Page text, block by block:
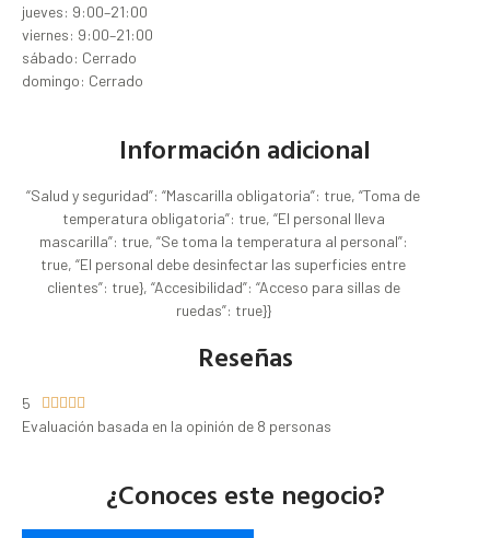
jueves: 9:00–21:00
viernes: 9:00–21:00
sábado: Cerrado
domingo: Cerrado
Información adicional
“Salud y seguridad”: “Mascarilla obligatoria”: true, “Toma de
temperatura obligatoria”: true, “El personal lleva
mascarilla”: true, “Se toma la temperatura al personal”:
true, “El personal debe desinfectar las superficies entre
clientes”: true}, “Accesibilidad”: “Acceso para sillas de
ruedas”: true}}
Reseñas
5 
Evaluación basada en la opinión de 8 personas
¿Conoces este negocio?